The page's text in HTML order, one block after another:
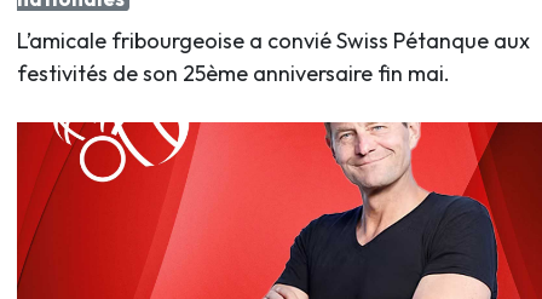
L’amicale fribourgeoise a convié Swiss Pétanque aux
festivités de son 25ème anniversaire fin mai.